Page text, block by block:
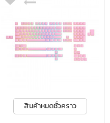
สินค้าหมดชั่วคราว